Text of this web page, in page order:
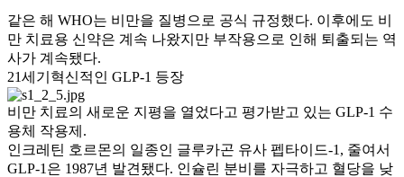
같은 해 WHO는 비만을 질병으로 공식 규정했다. 이후에도 비
만 치료용 신약은 계속 나왔지만 부작용으로 인해 퇴출되는 역
사가 계속됐다.
21세기 혁신적인 GLP-1 등장
비만 치료의 새로운 지평을 열었다고 평가받고 있는 GLP-1 수
용체 작용제.
인크레틴 호르몬의 일종인 글루카곤 유사 펩타이드-1, 줄여서
GLP-1은 1987년 발견됐다. 인슐린 분비를 자극하고 혈당을 낮